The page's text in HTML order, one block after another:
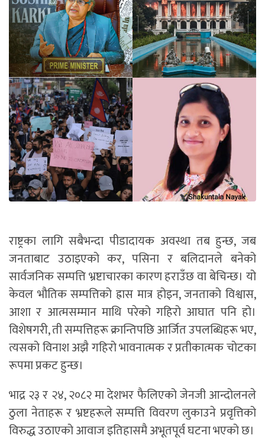
राष्ट्रका लागि सबैभन्दा पीडादायक अवस्था तब हुन्छ, जब
जनताबाट उठाइएको कर, पसिना र बलिदानले बनेको
सार्वजनिक सम्पत्ति भ्रष्टाचारका कारण हराउँछ वा बेचिन्छ। यो
केवल भौतिक सम्पत्तिको ह्रास मात्र होइन, जनताको विश्वास,
आशा र आत्मसम्मान माथि परेको गहिरो आघात पनि हो।
विशेषगरी, ती सम्पत्तिहरू क्रान्तिपछि आर्जित उपलब्धिहरू भए,
त्यसको विनाश अझै गहिरो भावनात्मक र प्रतीकात्मक चोटका
रूपमा प्रकट हुन्छ।
भाद्र २३ र २४, २०८२ मा देशभर फैलिएको जेनजी आन्दोलनले
ठुला नेताहरू र भ्रष्टहरूले सम्पत्ति विवरण लुकाउने प्रवृत्तिको
विरुद्ध उठाएको आवाज इतिहासमै अभूतपूर्व घटना भएको छ।